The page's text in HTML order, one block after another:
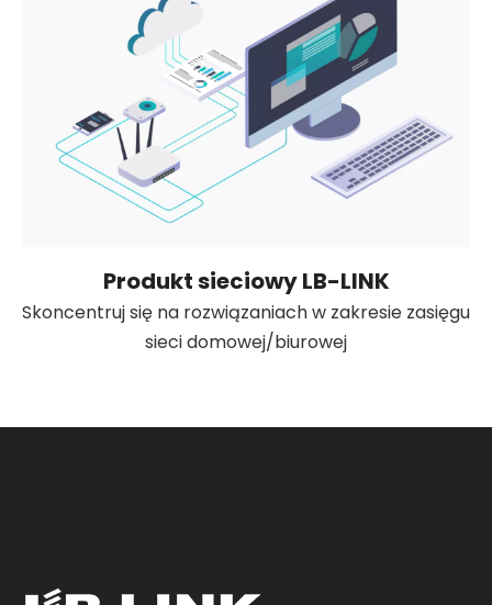
Produkt sieciowy LB-LINK
Skoncentruj się na rozwiązaniach w zakresie zasięgu
sieci domowej/biurowej